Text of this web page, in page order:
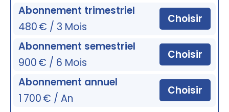
Abonnement trimestriel
480 € / 3 Mois
Choisir
Abonnement semestriel
900 € / 6 Mois
Choisir
Abonnement annuel
1 700 € / An
Choisir